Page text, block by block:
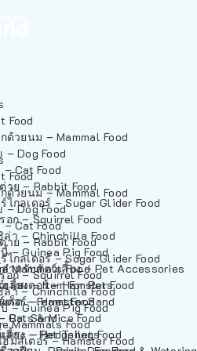
Food
ด้วยนม – Mammal Food
– Dog Food
Cat Food
าย – Rabbit Food
ไกลเดอร์ – Sugar Glider Food
อก – Squirrel Food
า – Chinchilla Food
– Guinea Pig Food
Mammals Food
มสเตอร์ – Hamster Food
Food
ด้วยนม – Mammal Food
Dog Food
Cat Food
าย – Rabbit Food
ไกลเดอร์ – Sugar Glider Food
อก – Squirrel Food
า – Chinchilla Food
– Guinea Pig Food
Mammals Food
มสเตอร์ – Hamster Food
ร็ต – Ferret Food
Rats & Mice Food
คระ – Hedgehog Food
หรับสัตว์เลี้ยง – Pet Accessories
ลี้ยง – Item For Pets
ตอร์ – Hamster Sand
Cat Sand
ลี้ยง – Pet Toilets